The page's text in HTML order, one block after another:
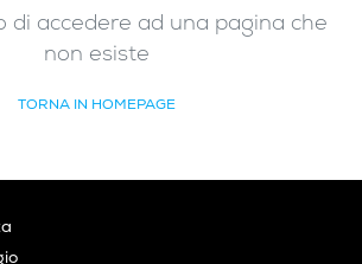
di accedere ad una pagina che
non esiste
TORNA IN HOMEPAGE